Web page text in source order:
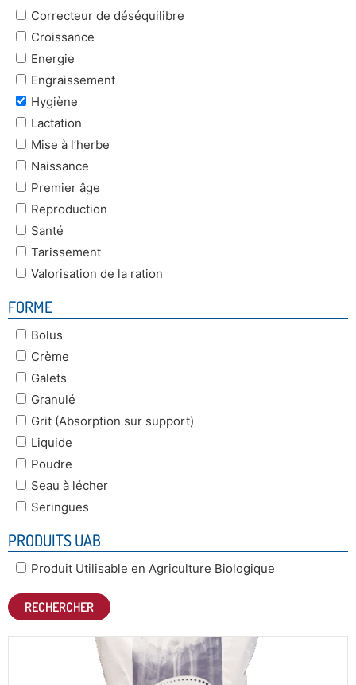
Correcteur de déséquilibre
Croissance
Energie
Engraissement
Hygiène
Lactation
Mise à l’herbe
Naissance
Premier âge
Reproduction
Santé
Tarissement
Valorisation de la ration
FORME
Bolus
Crème
Galets
Granulé
Grit (Absorption sur support)
Liquide
Poudre
Seau à lécher
Seringues
PRODUITS UAB
Produit Utilisable en Agriculture Biologique